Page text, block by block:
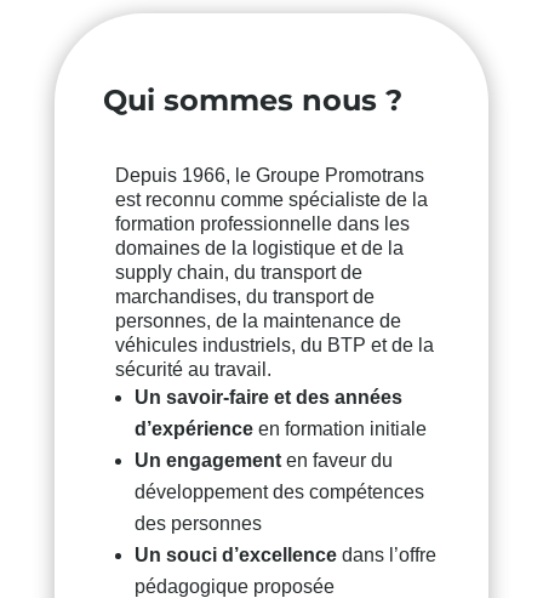
Qui sommes nous ?
Depuis 1966, le Groupe Promotrans
est reconnu comme spécialiste de la
formation professionnelle dans les
domaines de la logistique et de la
supply chain, du transport de
marchandises, du transport de
personnes, de la maintenance de
véhicules industriels, du BTP et de la
sécurité au travail.
Un savoir-faire et des années
d’expérienceen formation initiale
Un engagement en faveur du
développement des compétences
des personnes
Un souci d’excellencedans l’offre
pédagogique proposée